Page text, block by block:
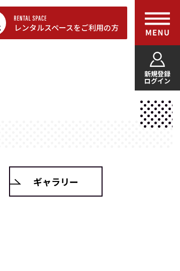
新規登録
ログイン
レンタルスペースをご利用の方
ギャラリー